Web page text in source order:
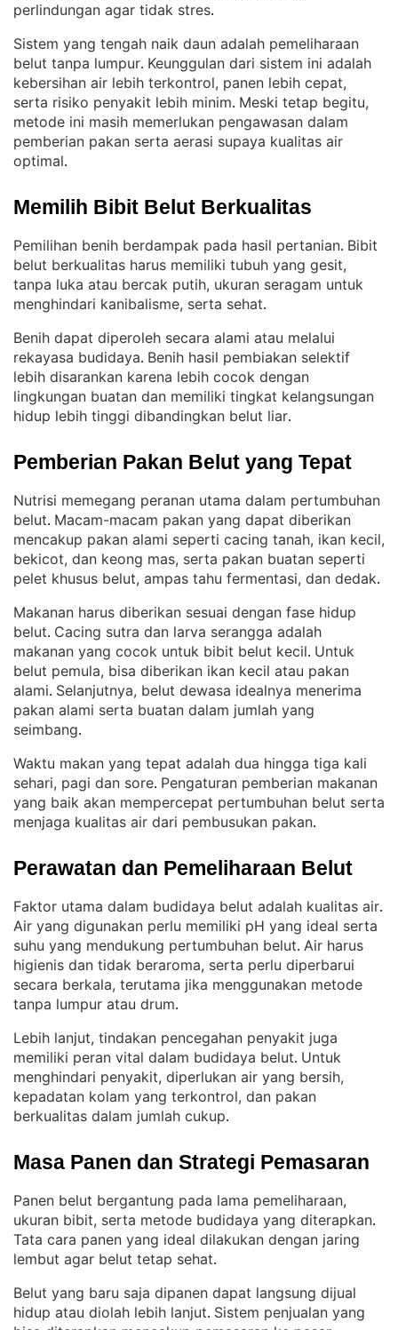
perlindungan agar tidak stres.
Sistem yang tengah naik daun adalah pemeliharaan
belut tanpa lumpur. Keunggulan dari sistem ini adalah
kebersihan air lebih terkontrol, panen lebih cepat,
serta risiko penyakit lebih minim. Meski tetap begitu,
metode ini masih memerlukan pengawasan dalam
pemberian pakan serta aerasi supaya kualitas air
optimal.
Memilih Bibit Belut Berkualitas
Pemilihan benih berdampak pada hasil pertanian. Bibit
belut berkualitas harus memiliki tubuh yang gesit,
tanpa luka atau bercak putih, ukuran seragam untuk
menghindari kanibalisme, serta sehat.
Benih dapat diperoleh secara alami atau melalui
rekayasa budidaya. Benih hasil pembiakan selektif
lebih disarankan karena lebih cocok dengan
lingkungan buatan dan memiliki tingkat kelangsungan
hidup lebih tinggi dibandingkan belut liar.
Pemberian Pakan Belut yang Tepat
Nutrisi memegang peranan utama dalam pertumbuhan
belut. Macam-macam pakan yang dapat diberikan
mencakup pakan alami seperti cacing tanah, ikan kecil,
bekicot, dan keong mas, serta pakan buatan seperti
pelet khusus belut, ampas tahu fermentasi, dan dedak.
Makanan harus diberikan sesuai dengan fase hidup
belut. Cacing sutra dan larva serangga adalah
makanan yang cocok untuk bibit belut kecil. Untuk
belut pemula, bisa diberikan ikan kecil atau pakan
alami. Selanjutnya, belut dewasa idealnya menerima
pakan alami serta buatan dalam jumlah yang
seimbang.
Waktu makan yang tepat adalah dua hingga tiga kali
sehari, pagi dan sore. Pengaturan pemberian makanan
yang baik akan mempercepat pertumbuhan belut serta
menjaga kualitas air dari pembusukan pakan.
Perawatan dan Pemeliharaan Belut
Faktor utama dalam budidaya belut adalah kualitas air
Air yang digunakan perlu memiliki pH yang ideal serta
suhu yang mendukung pertumbuhan belut. Air harus
higienis dan tidak beraroma, serta perlu diperbarui
secara berkala, terutama jika menggunakan metode
tanpa lumpur atau drum.
Lebih lanjut, tindakan pencegahan penyakit juga
memiliki peran vital dalam budidaya belut. Untuk
menghindari penyakit, diperlukan air yang bersih,
kepadatan kolam yang terkontrol, dan pakan
berkualitas dalam jumlah cukup.
Masa Panen dan Strategi Pemasaran
Panen belut bergantung pada lama pemeliharaan,
ukuran bibit, serta metode budidaya yang diterapkan
Tata cara panen yang ideal dilakukan dengan jaring
lembut agar belut tetap sehat.
Belut yang baru saja dipanen dapat langsung dijual
hidup atau diolah lebih lanjut. Sistem penjualan yang